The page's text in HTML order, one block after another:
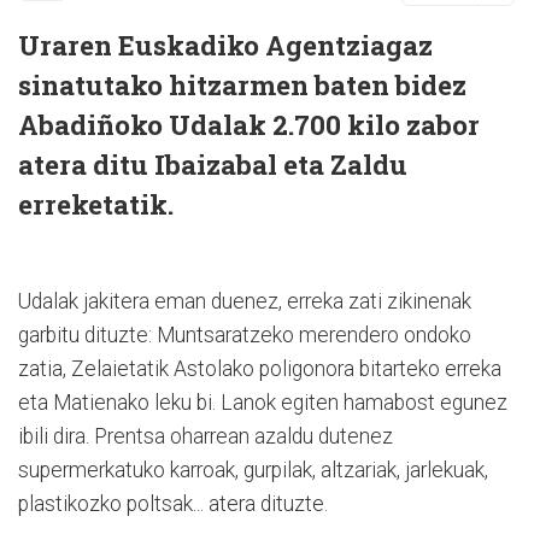
Uraren Euskadiko Agentziagaz
sinatutako hitzarmen baten bidez
Abadiñoko Udalak 2.700 kilo zabor
atera ditu Ibaizabal eta Zaldu
erreketatik.
Udalak jakitera eman duenez, erreka zati zikinenak
garbitu dituzte: Muntsaratzeko merendero ondoko
zatia, Zelaietatik Astolako poligonora bitarteko erreka
eta Matienako leku bi. Lanok egiten hamabost egunez
ibili dira. Prentsa oharrean azaldu dutenez
supermerkatuko karroak, gurpilak, altzariak, jarlekuak,
plastikozko poltsak... atera dituzte.